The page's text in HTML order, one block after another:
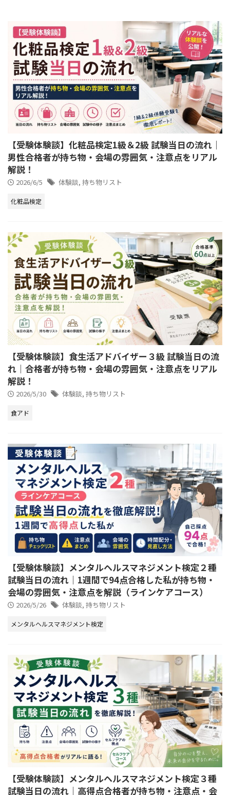
【受験体験談】化粧品検定1級＆2級 試験当日の流れ｜
男性合格者が持ち物・会場の雰囲気・注意点をリアル
解説！
2026/6/5 体験談, 持ち物リスト
化粧品検定
【受験体験談】食生活アドバイザー３級 試験当日の流
れ｜合格者が持ち物・会場の雰囲気・注意点をリアル
解説！
2026/5/30 体験談, 持ち物リスト
食アド
【受験体験談】メンタルヘルスマネジメント検定２種
試験当日の流れ｜1週間で94点合格した私が持ち物・
会場の雰囲気・注意点を解説（ラインケアコース）
2026/5/26 体験談, 持ち物リスト
メンタルヘルスマネジメント検定
【受験体験談】メンタルヘルスマネジメント検定３種
試験当日の流れ｜高得点合格者が持ち物・注意点・会